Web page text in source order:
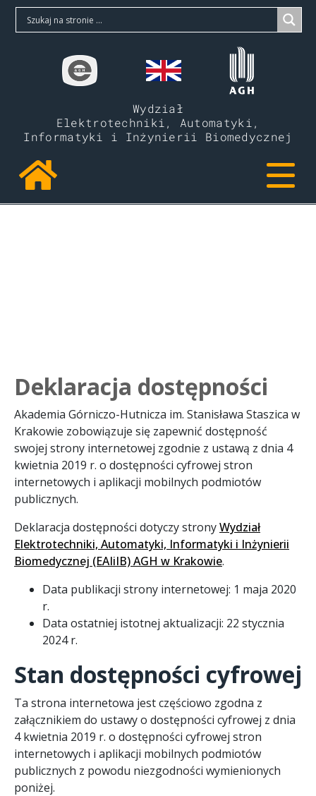
Wydział
Elektrotechniki, Automatyki,
Informatyki i Inżynierii Biomedycznej
Deklaracja dostępności
Akademia Górniczo-Hutnicza im. Stanisława Staszica w
Krakowie zobowiązuje się zapewnić dostępność
swojej strony internetowej zgodnie z ustawą z dnia 4
kwietnia 2019 r. o dostępności cyfrowej stron
internetowych i aplikacji mobilnych podmiotów
publicznych.
Deklaracja dostępności dotyczy stronyWydział
Elektrotechniki, Automatyki, Informatyki i Inżynierii
Biomedycznej (EAIiIB) AGH w Krakowie.
Data publikacji strony internetowej: 1 maja 2020
r.
Data ostatniej istotnej aktualizacji: 22 stycznia
2024 r.
Stan dostępności cyfrowej
Ta strona internetowa jest częściowo zgodna z
załącznikiem do ustawy o dostępności cyfrowej z dnia
4 kwietnia 2019 r. o dostępności cyfrowej stron
internetowych i aplikacji mobilnych podmiotów
publicznych z powodu niezgodności wymienionych
poniżej.